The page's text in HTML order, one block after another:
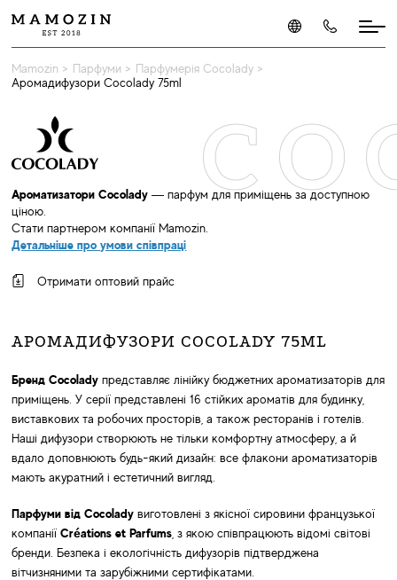
Mamozin > Парфуми > Парфумерія Cocolady >
Аромадифузори Cocolady 75ml
Ароматизатори Cocolady — парфум для приміщень за доступною
ціною.
Стати партнером компанії Мamozin.
Детальніше про умови співпраці
Отримати оптовий прайс
АРОМАДИФУЗОРИ COCOLADY 75ML
Бренд Cocoladyпредставляє лінійку бюджетних ароматизаторів для
приміщень. У серії представлені 16 стійких ароматів для будинку,
виставкових та робочих просторів, а також ресторанів і готелів.
Наші дифузори створюють не тільки комфортну атмосферу, а й
вдало доповнюють будь-який дизайн: все флакони ароматизаторів
мають акуратний і естетичний вигляд.
Парфуми від Cocoladyвиготовлені з якісної сировини французької
компаніїCréations et Parfums , з якою співпрацюють відомі світові
бренди. Безпека і екологічність дифузорів підтверджена
вітчизняними та зарубіжними сертифікатами.